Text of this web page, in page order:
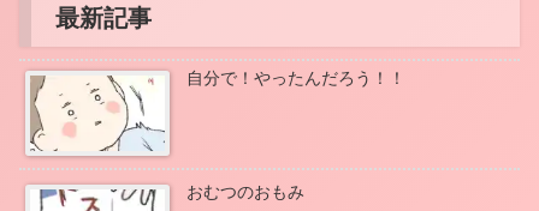
最新記事
自分で！やったんだろう！！
おむつのおもみ